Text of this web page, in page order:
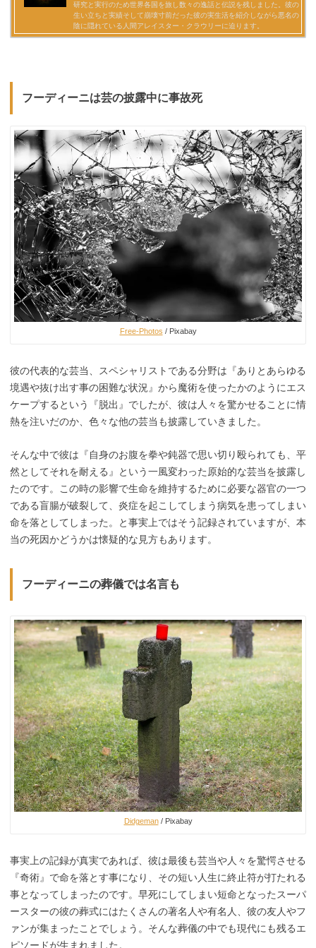
フーディーニは芸の披露中に事故死
Free-Photos / Pixabay
彼の代表的な芸当、スペシャリストである分野は『ありとあらゆる
境遇や抜け出す事の困難な状況』から魔術を使ったかのようにエス
ケープするという『脱出』でしたが、彼は人々を驚かせることに情
熱を注いだのか、色々な他の芸当も披露していきました。
そんな中で彼は『自身のお腹を拳や鈍器で思い切り殴られても、平
然としてそれを耐える』という一風変わった原始的な芸当を披露し
たのです。この時の影響で生命を維持するために必要な器官の一つ
である盲腸が破裂して、炎症を起こしてしまう病気を患ってしまい
命を落としてしまった。と事実上ではそう記録されていますが、本
当の死因かどうかは懐疑的な見方もあります。
フーディーニの葬儀では名言も
Didgeman/ Pixabay
事実上の記録が真実であれば、彼は最後も芸当や人々を驚愕させる
『奇術』で命を落とす事になり、その短い人生に終止符が打たれる
事となってしまったのです。早死にしてしまい短命となったスーパ
ースターの彼の葬式にはたくさんの著名人や有名人、彼の友人やフ
ァンが集まったことでしょう。そんな葬儀の中でも現代にも残るエ
ピソードが生まれました。